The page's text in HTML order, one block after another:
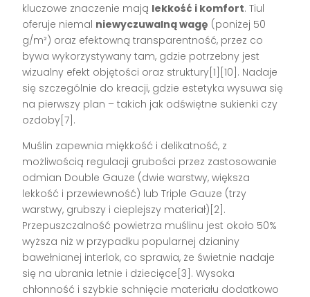
kluczowe znaczenie mają lekkość i komfort. Tiul
oferuje niemal niewyczuwalną wagę (poniżej 50
g/m²) oraz efektowną transparentność, przez co
bywa wykorzystywany tam, gdzie potrzebny jest
wizualny efekt objętości oraz struktury[1][10]. Nadaje
się szczególnie do kreacji, gdzie estetyka wysuwa się
na pierwszy plan – takich jak odświętne sukienki czy
ozdoby[7].
Muślin zapewnia miękkość i delikatność, z
możliwością regulacji grubości przez zastosowanie
odmian Double Gauze (dwie warstwy, większa
lekkość i przewiewność) lub Triple Gauze (trzy
warstwy, grubszy i cieplejszy materiał)[2].
Przepuszczalność powietrza muślinu jest około 50%
wyższa niż w przypadku popularnej dzianiny
bawełnianej interlok, co sprawia, że świetnie nadaje
się na ubrania letnie i dziecięce[3]. Wysoka
chłonność i szybkie schnięcie materiału dodatkowo